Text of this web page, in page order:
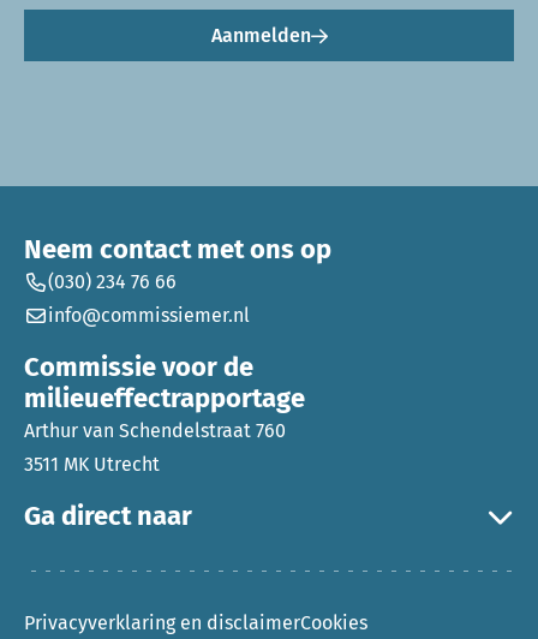
Aanmelden
Ga direct naar
Neem contact met ons op
(030) 234 76 66
info@commissiemer.nl
Commissie voor de
milieueffectrapportage
Arthur van Schendelstraat 760
3511 MK Utrecht
Privacyverklaring en disclaimerCookies